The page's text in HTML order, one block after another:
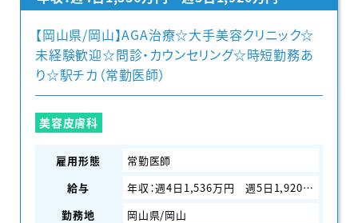
【岡山県/岡山】AGA治療☆大手美容クリニック☆
未経験歓迎☆問診・カウンセリング☆時短勤務あ
り☆駅チカ（常勤医師）
美容皮膚科
雇用形態
常勤医師
給与
年収：週4日1,536万円 週5日1,920万円
勤務地
岡山県/岡山